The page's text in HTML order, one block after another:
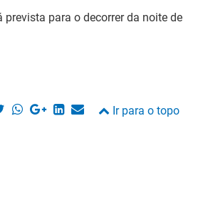
para o decorrer da noite de
Ir para o topo